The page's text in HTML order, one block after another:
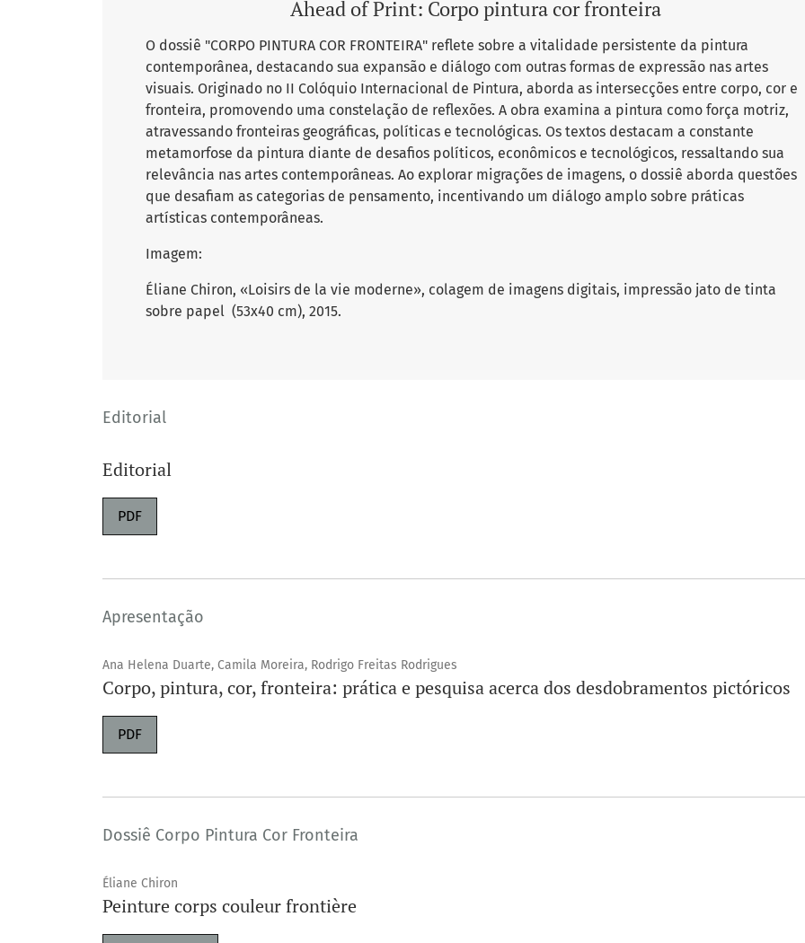
Ahead of Print: Corpo pintura cor fronteira
O dossiê "CORPO PINTURA COR FRONTEIRA" reflete sobre a vitalidade persistente da pintura
contemporânea, destacando sua expansão e diálogo com outras formas de expressão nas artes
visuais. Originado no II Colóquio Internacional de Pintura, aborda as intersecções entre corpo, cor e
fronteira, promovendo uma constelação de reflexões. A obra examina a pintura como força motriz,
atravessando fronteiras geográficas, políticas e tecnológicas. Os textos destacam a constante
metamorfose da pintura diante de desafios políticos, econômicos e tecnológicos, ressaltando sua
relevância nas artes contemporâneas. Ao explorar migrações de imagens, o dossiê aborda questões
que desafiam as categorias de pensamento, incentivando um diálogo amplo sobre práticas
artísticas contemporâneas.
Imagem:
Éliane Chiron, «Loisirs de la vie moderne», colagem de imagens digitais, impressão jato de tinta
sobre papel (53x40 cm), 2015.
Editorial
Editorial
PDF
Apresentação
Ana Helena Duarte, Camila Moreira, Rodrigo Freitas Rodrigues
Corpo, pintura, cor, fronteira: prática e pesquisa acerca dos desdobramentos pictóricos
PDF
Dossiê Corpo Pintura Cor Fronteira
Éliane Chiron
Peinture corps couleur frontière